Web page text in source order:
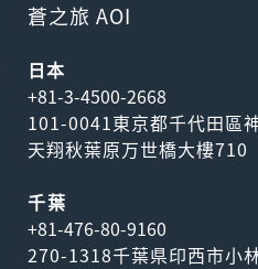
蒼之旅 AOI
日本
+81-3-4500-2668
101-0041東京都千代田區
天翔秋葉原万世橋大樓710
千葉
+81-476-80-9160
270-1318千葉県印西市小